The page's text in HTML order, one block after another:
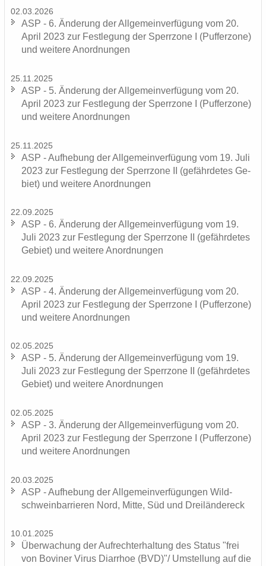
02.03.2026
ASP - 6. Än­de­rung der All­ge­mein­ver­fü­gung vom 20.
April 2023 zur Fest­le­gung der Sperr­zo­ne I (Puf­fer­zo­ne)
und wei­te­re An­ord­nun­gen
25.11.2025
ASP - 5. Än­de­rung der All­ge­mein­ver­fü­gung vom 20.
April 2023 zur Fest­le­gung der Sperr­zo­ne I (Puf­fer­zo­ne)
und wei­te­re An­ord­nun­gen
25.11.2025
ASP - Auf­he­bung der All­ge­mein­ver­fü­gung vom 19. Juli
2023 zur Fest­le­gung der Sperr­zo­ne II (ge­fähr­de­tes Ge­
biet) und wei­te­re An­ord­nun­gen
22.09.2025
ASP - 6. Än­de­rung der All­ge­mein­ver­fü­gung vom 19.
Juli 2023 zur Fest­le­gung der Sperr­zo­ne II (ge­fähr­de­tes
Ge­biet) und wei­te­re An­ord­nun­gen
22.09.2025
ASP - 4. Än­de­rung der All­ge­mein­ver­fü­gung vom 20.
April 2023 zur Fest­le­gung der Sperr­zo­ne I (Puf­fer­zo­ne)
und wei­te­re An­ord­nun­gen
02.05.2025
ASP - 5. Än­de­rung der All­ge­mein­ver­fü­gung vom 19.
Juli 2023 zur Fest­le­gung der Sperr­zo­ne II (ge­fähr­de­tes
Ge­biet) und wei­te­re An­ord­nun­gen
02.05.2025
ASP - 3. Än­de­rung der All­ge­mein­ver­fü­gung vom 20.
April 2023 zur Fest­le­gung der Sperr­zo­ne I (Puf­fer­zo­ne)
und wei­te­re An­ord­nun­gen
20.03.2025
ASP - Auf­he­bung der All­ge­mein­ver­fü­gun­gen Wild­
schwein­bar­rie­ren Nord, Mitte, Süd und Drei­län­der­eck
10.01.2025
Über­wa­chung der Auf­recht­erhal­tung des Sta­tus "frei
von Bo­vi­ner Virus Di­ar­rhoe (BVD)"/ Um­stel­lung auf die